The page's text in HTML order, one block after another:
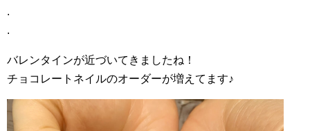
.
.
バレンタインが近づいてきましたね！
チョコレートネイルのオーダーが増えてます♪